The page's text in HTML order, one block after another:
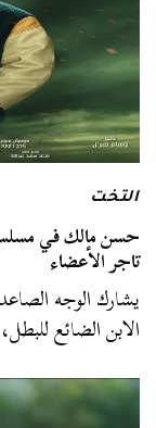
التخت
حسن مالك في
تاجر الأعضاء
يشارك الوجه
الابن الضائع